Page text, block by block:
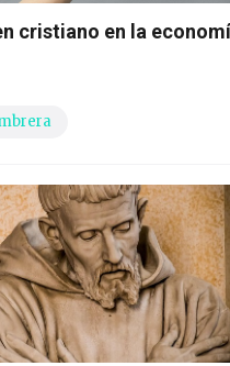
cristiano en la